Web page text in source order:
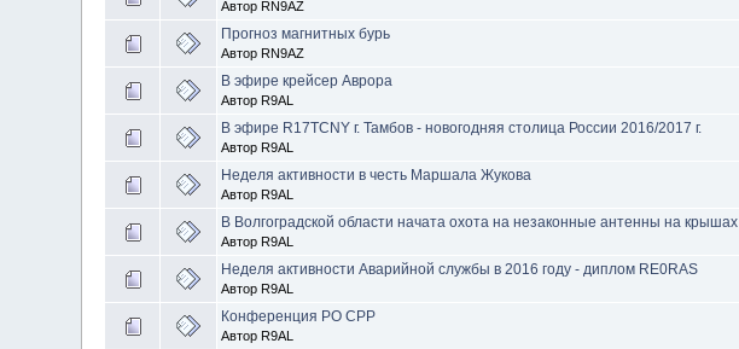
Автор RN9AZ
Прогноз магнитных бурь
Автор RN9AZ
В эфире крейсер Аврора
Автор R9AL
В эфире R17TCNY г. Тамбов - новогодняя столица России 2016/2017 г.
Автор R9AL
Неделя активности в честь Маршала Жукова
Автор R9AL
В Волгоградской области начата охота на незаконные антенны на крышах
Автор R9AL
Неделя активности Аварийной службы в 2016 году - диплом RE0RAS
Автор R9AL
Конференция РО СРР
Автор R9AL